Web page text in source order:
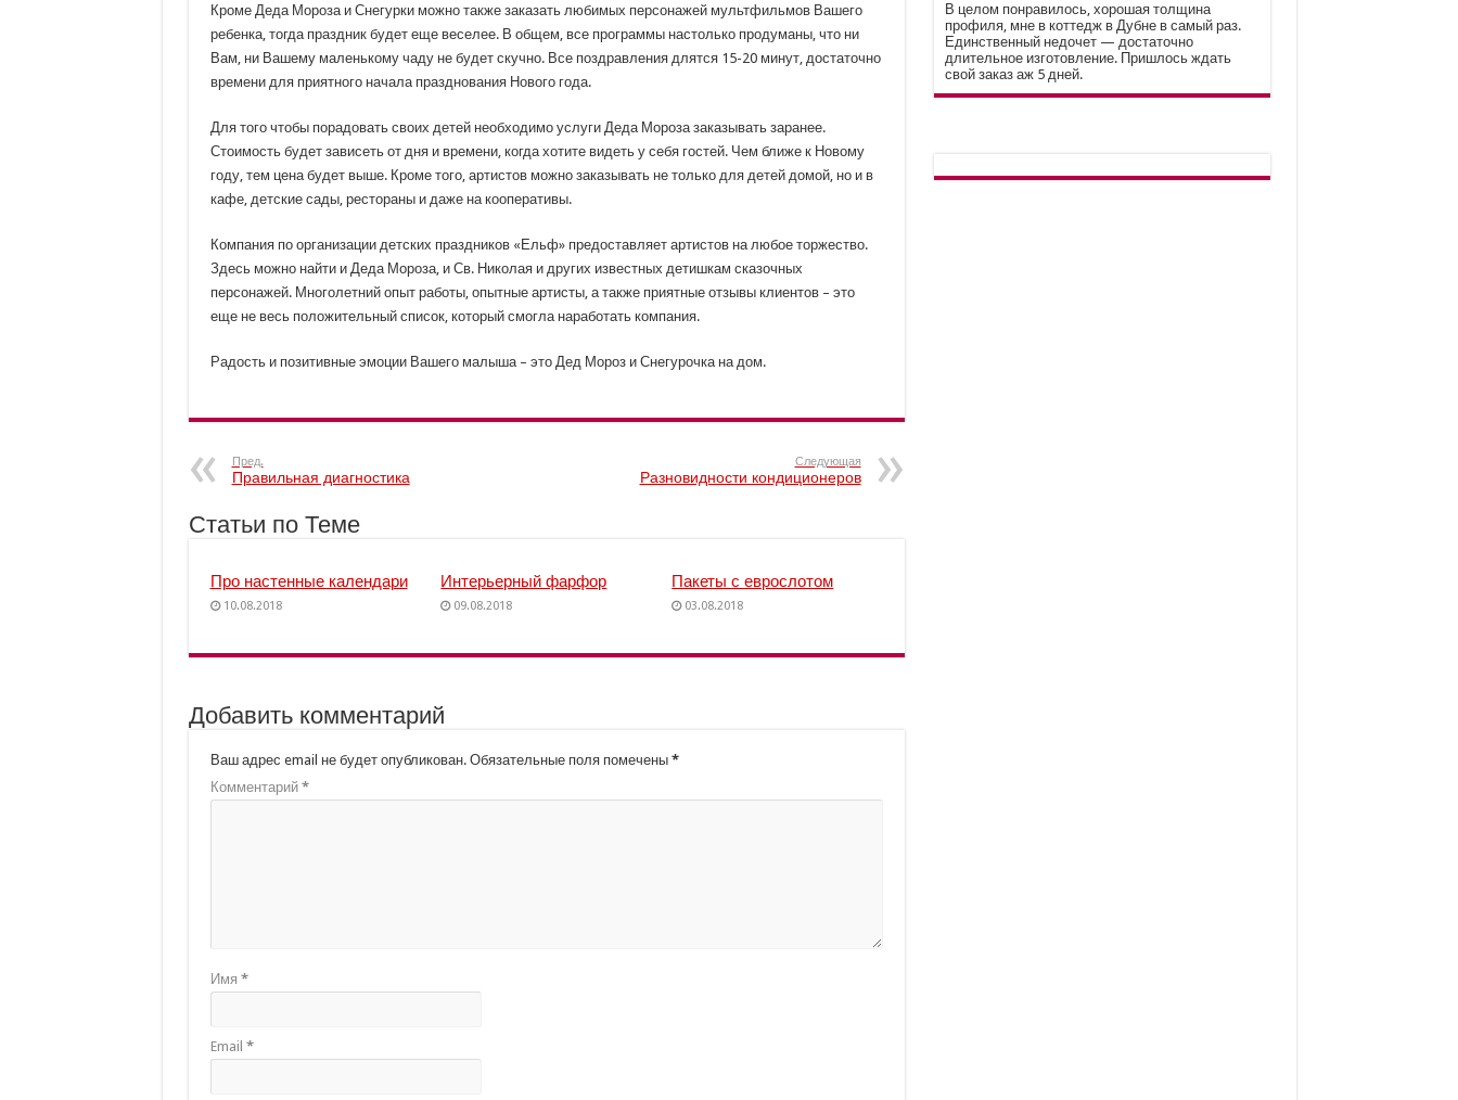
Кроме Деда Мороза и Снегурки можно также заказать любимых персонажей мультфильмов Вашего
ребенка, тогда праздник будет еще веселее. В общем, все программы настолько продуманы, что ни
Вам, ни Вашему маленькому чаду не будет скучно. Все поздравления длятся 15-20 минут, достаточно
времени для приятного начала празднования Нового года.
Для того чтобы порадовать своих детей необходимо услуги Деда Мороза заказывать заранее.
Стоимость будет зависеть от дня и времени, когда хотите видеть у себя гостей. Чем ближе к Новому
году, тем цена будет выше. Кроме того, артистов можно заказывать не только для детей домой, но и в
кафе, детские сады, рестораны и даже на кооперативы.
Компания по организации детских праздников «Ельф» предоставляет артистов на любое торжество.
Здесь можно найти и Деда Мороза, и Св. Николая и других известных детишкам сказочных
персонажей. Многолетний опыт работы, опытные артисты, а также приятные отзывы клиентов – это
еще не весь положительный список, который смогла наработать компания.
Радость и позитивные эмоции Вашего малыша – это Дед Мороз и Снегурочка на дом.
Пред.
Правильная диагностика
Следующая
Разновидности кондиционеров
Статьи по Теме
Про настенные календари
10.08.2018
Интерьерный фарфор
09.08.2018
Пакеты с еврослотом
03.08.2018
Добавить комментарий
Ваш адрес email не будет опубликован. Обязательные поля помечены *
Комментарий *
Имя *
Email *
В целом понравилось, хорошая толщина
профиля, мне в коттедж в Дубне в самый раз.
Единственный недочет — достаточно
длительное изготовление. Пришлось ждать
свой заказ аж 5 дней.